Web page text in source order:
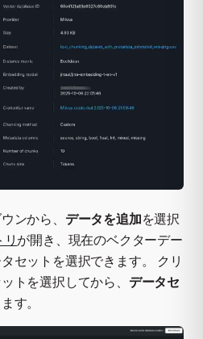
ンから、 データを追加を選択
が開き、現在のベクターデー
セットを選択できます。 クリ
トを選択してから、 データセ
す。